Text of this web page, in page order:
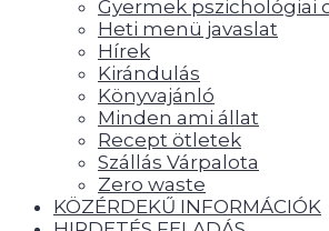
Gyermek pszichológiai
Heti menü javaslat
Hírek
Kirándulás
Könyvajánló
Minden ami állat
Recept ötletek
Szállás Várpalota
Zero waste
KÖZÉRDEKŰ INFORMÁCIÓK